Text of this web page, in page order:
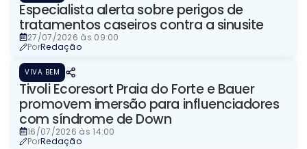
Especialista alerta sobre perigos de
tratamentos caseiros contra a sinusite
27/07/2026 às 09:00
PorRedação
VIVA BEM
Tivoli Ecoresort Praia do Forte e Bauer
promovem imersão para influenciadores
com síndrome de Down
16/07/2026 às 14:00
PorRedação